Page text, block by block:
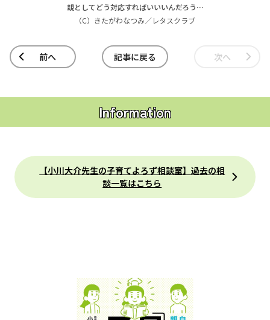
親としてどう対応すればいいいんだろう…
（C）きたがわなつみ／レタスクラブ
前へ 記事に戻る 次へ
Information
【小川大介先生の子育てよろず相談室】過去の相
談一覧はこちら